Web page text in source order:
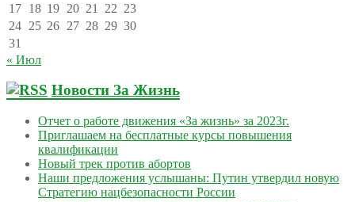
17 18 19 20 21 22 23
24 25 26 27 28 29 30
31
« Июл
Новости За Жизнь
Отчет о работе движения «За жизнь» за 2023г.
Приглашаем на бесплатные курсы повышения
квалификации
Новый трек против абортов
Наши предложения услышаны: Путин утвердил новую
Стратегию нацбезопасности России